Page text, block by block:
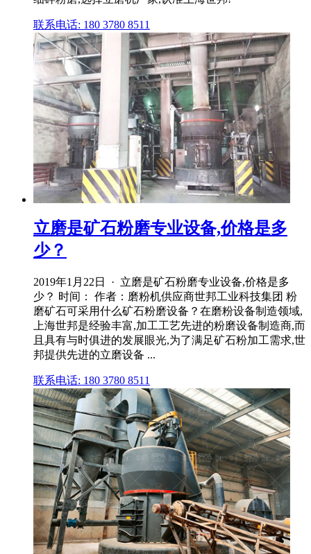
联系电话: 180 3780 8511
立磨是矿石粉磨专业设备,价格是多
少？
2019年1月22日 · 立磨是矿石粉磨专业设备,价格是多
少？ 时间： 作者：磨粉机供应商世邦工业科技集团 粉
磨矿石可采用什么矿石粉磨设备？在磨粉设备制造领域,
上海世邦是经验丰富,加工工艺先进的粉磨设备制造商,而
且具有与时俱进的发展眼光,为了满足矿石粉加工需求,世
邦提供先进的立磨设备 ...
联系电话: 180 3780 8511